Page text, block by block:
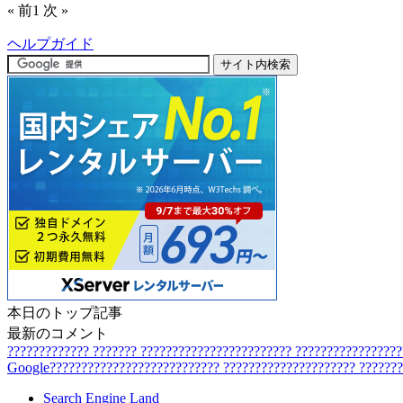
« 前1 次 »
ヘルプガイド
本日のトップ記事
最新のコメント
????????????? ??????? ????????????????????????
Google??????????????????????????? ?????????????????????
Search Engine Land